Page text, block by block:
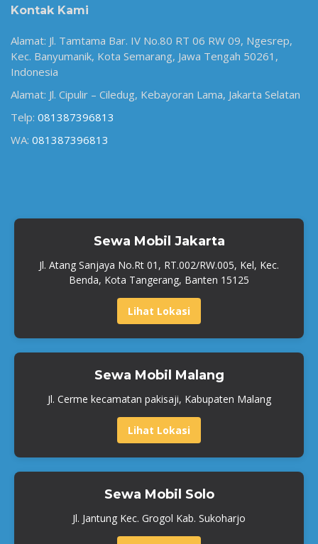
Kontak Kami
Alamat: Jl. Tamtama Bar. IV No.80 RT 06 RW 09, Ngesrep,
Kec. Banyumanik, Kota Semarang, Jawa Tengah 50261,
Indonesia
Alamat: Jl. Cipulir – Ciledug, Kebayoran Lama, Jakarta Selatan
Telp: 081387396813
WA: 081387396813
Sewa Mobil Jakarta
Jl. Atang Sanjaya No.Rt 01, RT.002/RW.005, Kel, Kec.
Benda, Kota Tangerang, Banten 15125
Lihat Lokasi
Sewa Mobil Malang
Jl. Cerme kecamatan pakisaji, Kabupaten Malang
Lihat Lokasi
Sewa Mobil Solo
Jl. Jantung Kec. Grogol Kab. Sukoharjo